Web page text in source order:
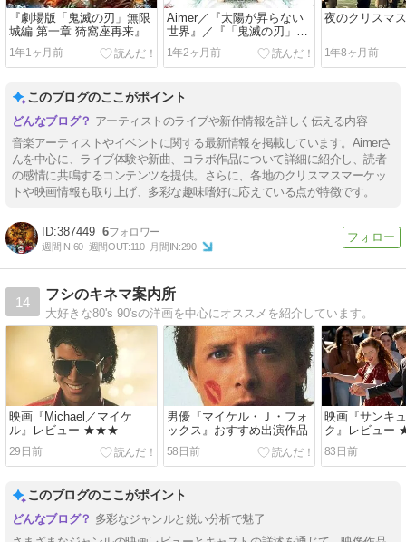
『劇場版「鬼滅の刃」無限
城編 第一章 猗窩座再来』
1年1ヶ月前
Aimer／『太陽が昇らない
世界』／『「鬼滅の刃」無
限城編』
1年2ヶ月前
夜のクリスマ
1年8ヶ月前
このブログのここがポイント
アーティストのライブや新作情報を詳しく伝える内容
音楽アーティストやイベントに関する最新情報を掲載しています。Aimerさ
んを中心に、ライブ体験や新曲、コラボ作品について詳細に紹介し、読者
の感情に共鳴するコンテンツを提供。さらに、各地のクリスマスマーケッ
トや映画情報も取り上げ、多彩な趣味嗜好に応えている点が特徴です。
387449 6
週間IN:60 週間OUT:110 月間IN:290
14
フシのキネマ案内所
大好きな80's 90'sの洋画を中心にオススメを紹介しています。
映画『Michael／マイケ
ル』レビュー ★★★
29日前
男優『マイケル・Ｊ・フォ
ックス』おすすめ出演作品
58日前
映画『サンキ
ク』レビュ
83日前
このブログのここがポイント
多彩なジャンルと鋭い分析で魅了